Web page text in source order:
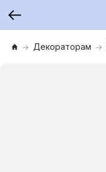
Декораторам